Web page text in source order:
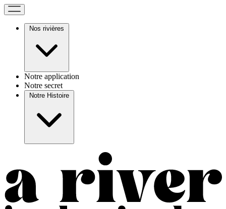
Nos rivières
Notre application
Notre secret
Notre Histoire